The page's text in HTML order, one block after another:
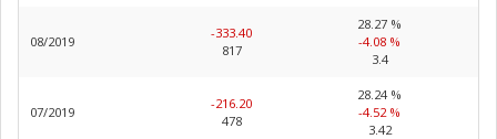
08/2019
-333.40
817
28.27 %
-4.08 %
3.4
07/2019
-216.20
478
28.24 %
-4.52 %
3.42